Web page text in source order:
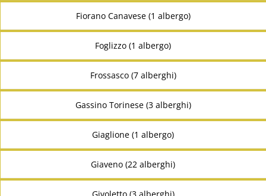
Fiorano Canavese (1 albergo)
Foglizzo (1 albergo)
Frossasco (7 alberghi)
Gassino Torinese (3 alberghi)
Giaglione (1 albergo)
Giaveno (22 alberghi)